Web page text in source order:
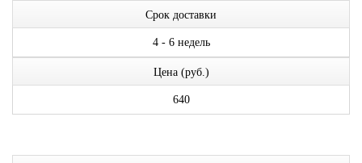
Срок доставки
4 - 6 недель
Цена (руб.)
640